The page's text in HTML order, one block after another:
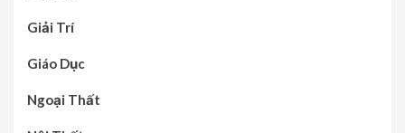
Giải Trí
Giáo Dục
Ngoại Thất